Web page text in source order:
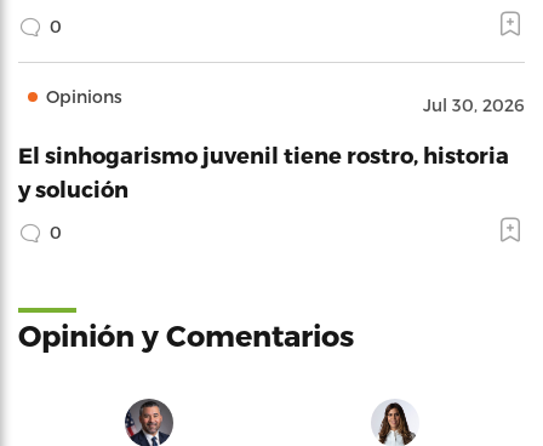
0
Opinions Jul 30, 2026
El sinhogarismo juvenil tiene rostro, historia
y solución
0
Opinión y Comentarios